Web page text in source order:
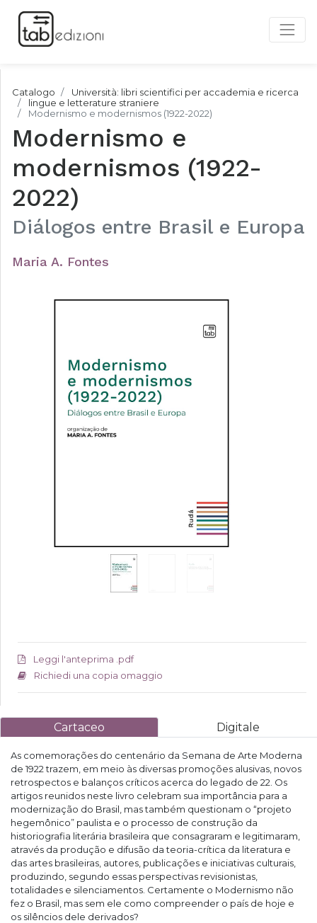
Catalogo
Università: libri scientifici per accademia e ricerca
lingue e letterature straniere
Modernismo e modernismos (1922-2022)
Modernismo e
modernismos (1922-
2022)
Diálogos entre Brasil e Europa
Maria A. Fontes
Leggi l'anteprima .pdf
Richiedi una copia omaggio
Cartaceo Digitale
As comemorações do centenário da Semana de Arte Moderna
de 1922 trazem, em meio às diversas promoções alusivas, novos
retrospectos e balanços críticos acerca do legado de 22. Os
artigos reunidos neste livro celebram sua importância para a
modernização do Brasil, mas também questionam o “projeto
hegemônico” paulista e o processo de construção da
historiografia literária brasileira que consagraram e legitimaram,
através da produção e difusão da teoria-crítica da literatura e
das artes brasileiras, autores, publicações e iniciativas culturais,
produzindo, segundo essas perspectivas revisionistas,
totalidades e silenciamentos. Certamente o Modernismo não
fez o Brasil, mas sem ele como compreender o país de hoje e
os silêncios dele derivados?